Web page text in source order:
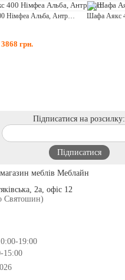
Шафа Аякс 400 Німфеа Альба, Антрацит
3868 грн.
Підписатися на розсилку:
меблів Меблайн
2а, офіс 12
Святошин)
19:00
15:00